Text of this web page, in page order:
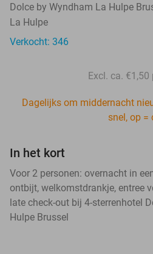
Dolce by Wyndham La Hulpe
La Hulpe
Verkocht: 346
Excl. ca.
Dagelijks om middernacht
snel, op =
In het kort
Voor 2 personen: overnacht in
ontbijt, welkomstdrankje, entree
late check-out bij 4-sterrenhotel
Hulpe Brussel